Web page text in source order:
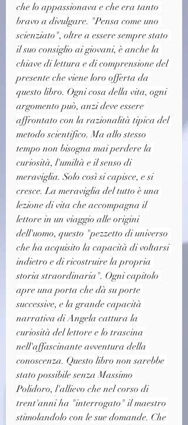
che lo appassionava e che era tanto
bravo a divulgare. "Pensa come uno
scienziato", oltre a essere sempre stato
il suo consiglio ai giovani, è anche la
chiave di lettura e di comprensione del
presente che viene loro offerta da
questo libro. Ogni cosa della vita, ogni
argomento può, anzi deve essere
affrontato con la razionalità tipica del
metodo scientifico. Ma allo stesso
tempo non bisogna mai perdere la
curiosità, l'umiltà e il senso di
meraviglia. Solo così si capisce, e si
cresce. La meraviglia del tutto è una
lezione di vita che accompagna il
lettore in un viaggio alle origini
dell'uomo, questo "pezzetto di universo
che ha acquisito la capacità di voltarsi
indietro e di ricostruire la propria
storia straordinaria". Ogni capitolo
apre una porta che dà su porte
successive, e la grande capacità
narrativa di Angela cattura la
curiosità del lettore e lo trascina
nell'affascinante avventura della
conoscenza. Questo libro non sarebbe
stato possibile senza Massimo
Polidoro, l'allievo che nel corso di
trent'anni ha "interrogato" il maestro
stimolandolo con le sue domande. Che